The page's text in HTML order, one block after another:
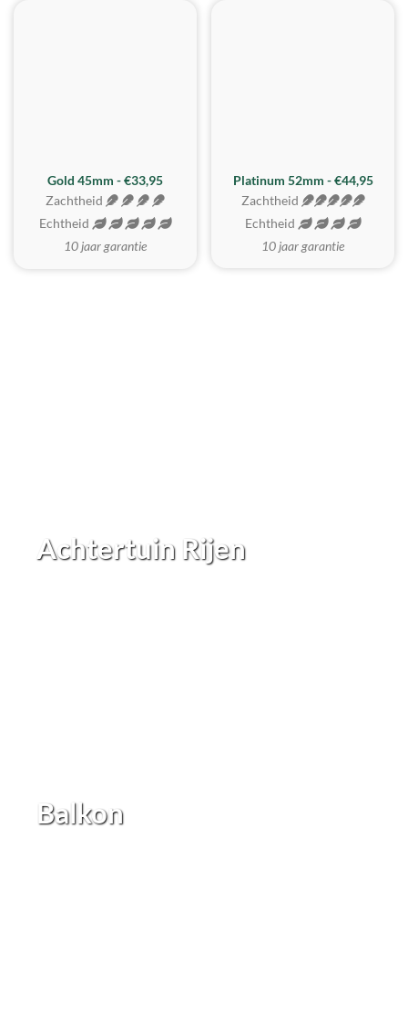
REALISTISCH
Gold 45mm - €33,95
Zachtheid
Echtheid
10 jaar garantie
ZACHTSTE
Platinum 52mm - €44,95
Zachtheid
Echtheid
10 jaar garantie
Achtertuin Rijen
Balkon